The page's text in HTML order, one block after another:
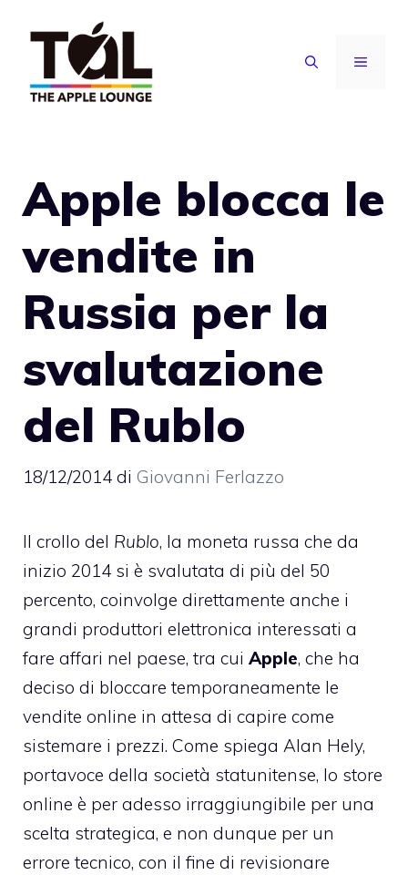
contenuto
MENU
Apple blocca le
vendite in
Russia per la
svalutazione
del Rublo
18/12/2014 di Giovanni Ferlazzo
Il crollo del Rublo, la moneta russa che da
inizio 2014 si è svalutata di più del 50
percento, coinvolge direttamente anche i
grandi produttori elettronica interessati a
fare affari nel paese, tra cui Apple, che ha
deciso di bloccare temporaneamente le
vendite online in attesa di capire come
sistemare i prezzi. Come spiega Alan Hely,
portavoce della società statunitense, lo store
online è per adesso irraggiungibile per una
scelta strategica, e non dunque per un
errore tecnico, con il fine di revisionare